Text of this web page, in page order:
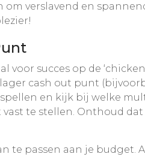
verslavend en
voor succes op de
cash out punt
spellen en kijk bij welke
te stellen. Onthoud
te passen aan je